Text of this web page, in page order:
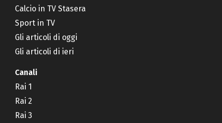
Calcio in TV Stasera
Sport in TV
Gli articoli di oggi
Gli articoli di ieri
Canali
Rai 1
Rai 2
Rai 3